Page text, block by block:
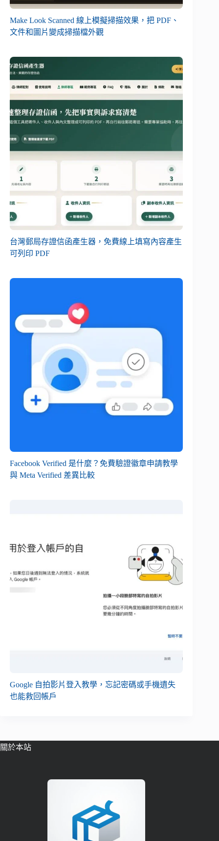
Make Look Scanned 線上模擬掃描效果，把 PDF、
文件和圖片變成掃描檔外觀
台灣郵局存證信函產生器，免費線上填寫內容產生
可列印 PDF
Facebook Verified 是什麼？免費驗證徽章申請教學
與 Meta Verified 差異比較
Google 自拍影片登入教學，忘記密碼或手機遺失
也能救回帳戶
關於本站